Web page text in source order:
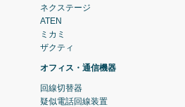
ネクステージ
ATEN
ミカミ
ザクティ
オフィス・通信機器
回線切替器
疑似電話回線装置